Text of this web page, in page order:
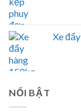
Xe
NỔI BẬT